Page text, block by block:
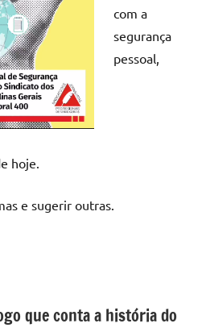
com a
segurança
pessoal,
hoje.
e sugerir outras.
que conta a história do